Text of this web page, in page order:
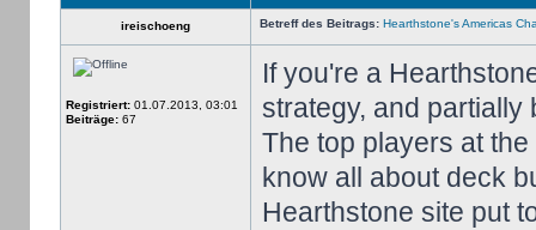
ireischoeng Betreff des Beitrags: Hearthstone's Americas
Registriert:01.07.2013, 03:01
Beiträge:67
If you're a
strategy, and partially
The top players at
know all about deck
Hearthstone site put